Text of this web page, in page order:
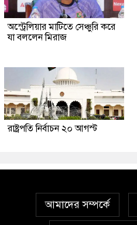
অস্ট্রেলিয়ার মাটিতে সেঞ্চুরি করে
যা বললেন মিরাজ
রাষ্ট্রপতি নির্বাচন ২০ আগস্ট
আমাদের সম্পর্কে